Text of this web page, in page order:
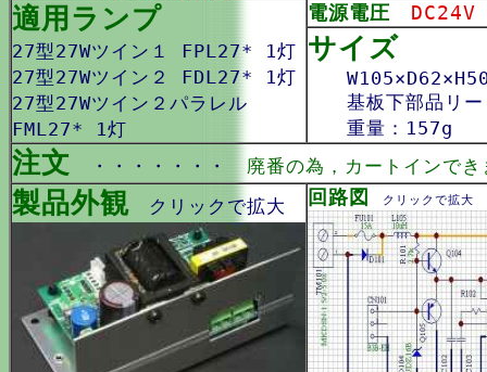
適用ランプ
27型27Wツイン１ FPL27* 1灯
27型27Wツイン２ FDL27* 1灯
27型27Wツイン２パラレル
FML27* 1灯
電源電圧 DC24V
サイズ
基板下部品リー
重量：157g
注文 ・・・・・・・ 廃番の為，カートインで
製品外観 クリックで拡大 回路図 クリックで拡大